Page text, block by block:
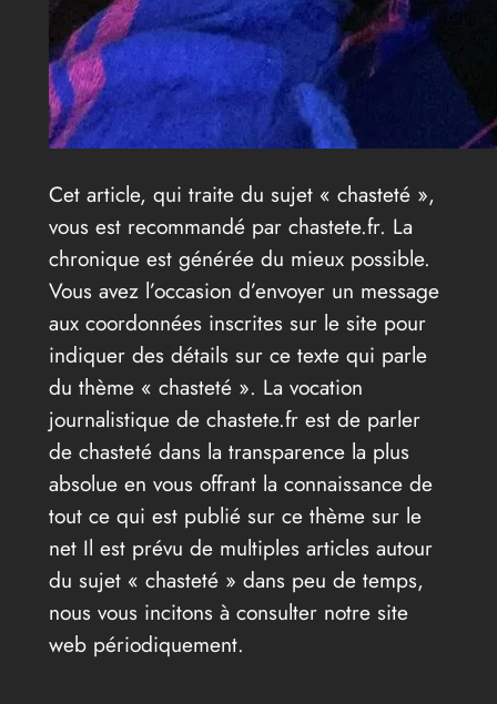
Cet article, qui traite du sujet « chasteté »,
vous est recommandé par chastete.fr. La
chronique est générée du mieux possible.
Vous avez l’occasion d’envoyer un message
aux coordonnées inscrites sur le site pour
indiquer des détails sur ce texte qui parle
du thème « chasteté ». La vocation
journalistique de chastete.fr est de parler
de chasteté dans la transparence la plus
absolue en vous offrant la connaissance de
tout ce qui est publié sur ce thème sur le
net Il est prévu de multiples articles autour
du sujet « chasteté » dans peu de temps,
nous vous incitons à consulter notre site
web périodiquement.